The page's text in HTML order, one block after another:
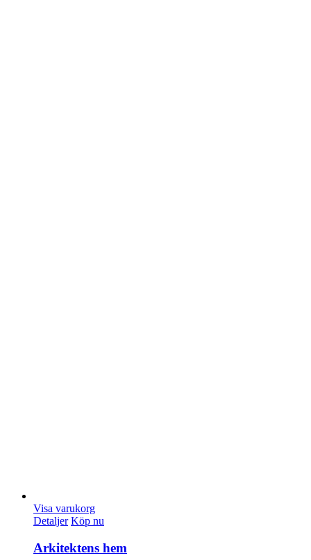
Visa varukorg
Detaljer Köp nu
Arkitektens hem